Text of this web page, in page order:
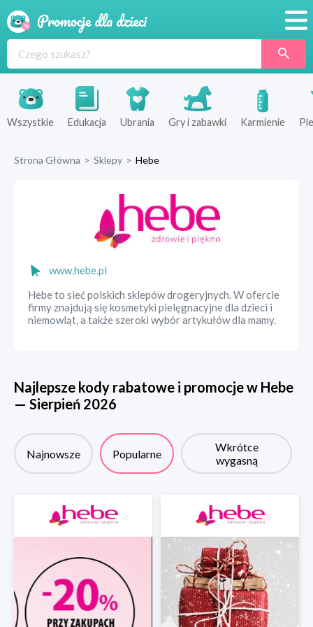
Produkty
Sklepy
Wszystkie Edukacja Ubrania Gry i zabawki Karmienie
Strona Główna > Sklepy > Hebe
www.hebe.pl
Hebe to sieć polskich sklepów drogeryjnych. W ofercie
firmy znajdują się kosmetyki pielęgnacyjne dla dzieci i
niemowląt, a także szeroki wybór artykułów dla mamy.
Najlepsze kody rabatowe i promocje w Hebe
— Sierpień 2026
Najnowsze Popularne
Wkrótce
wygasną